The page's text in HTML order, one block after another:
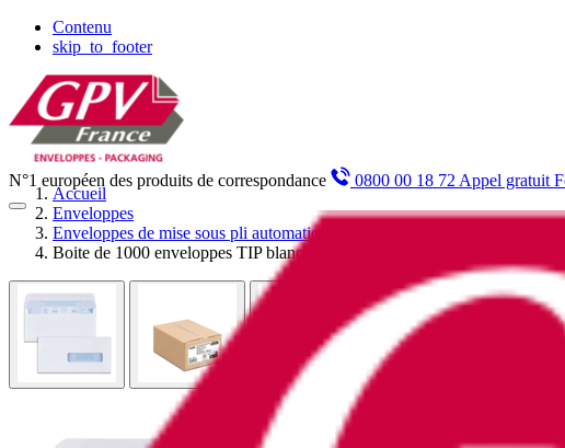
Contenu
skip_to_footer
N°1 européen des produits de correspondance 0800 00 18 72 Appel gratuit
Accueil
Enveloppes
Enveloppes de mise sous pli automatique
Boite de 1000 enveloppes TIP blanches 90x182 80 g/m² fenêtre 22x88